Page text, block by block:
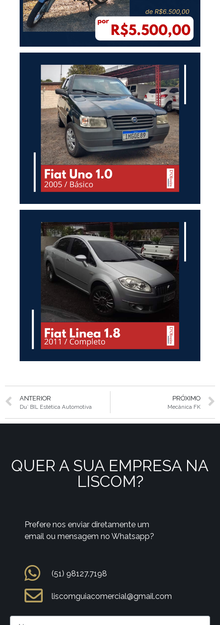
ANTERIOR
Du’ BIL Estética Automotiva
PRÓXIMO
Mecânica FK
QUER A SUA EMPRESA NA
LISCOM?
Prefere nos enviar diretamente um
email ou mensagem no Whatsapp?
(51) 98127.7198
liscomguiacomercial@gmail.com